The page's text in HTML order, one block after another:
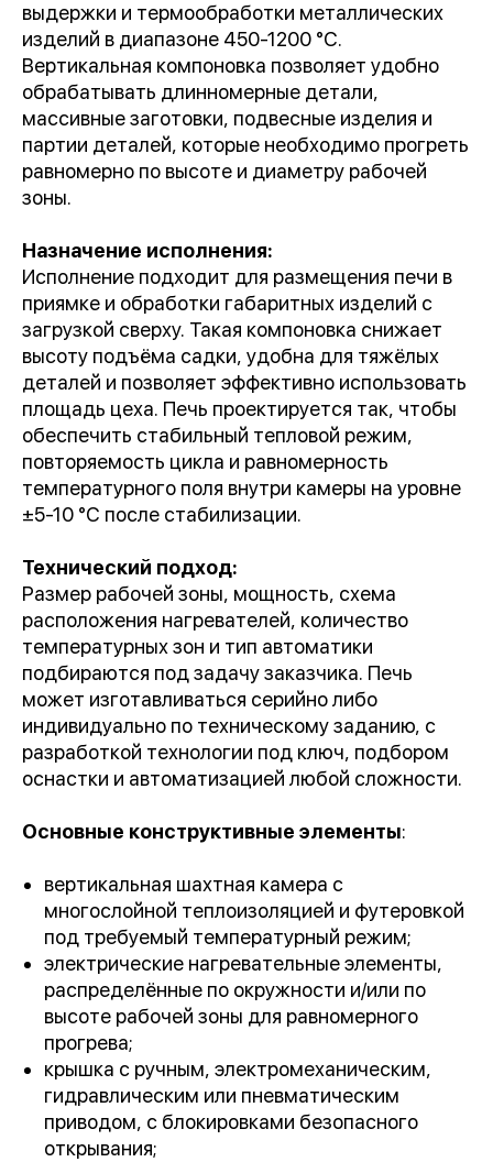
выдержки и термообработки металлических
изделий в диапазоне 450-1200 °C.
Вертикальная компоновка позволяет удобно
обрабатывать длинномерные детали,
массивные заготовки, подвесные изделия и
партии деталей, которые необходимо прогреть
равномерно по высоте и диаметру рабочей
зоны.
Назначение исполнения:
Исполнение подходит для размещения печи в
приямке и обработки габаритных изделий с
загрузкой сверху. Такая компоновка снижает
высоту подъёма садки, удобна для тяжёлых
деталей и позволяет эффективно использовать
площадь цеха. Печь проектируется так, чтобы
обеспечить стабильный тепловой режим,
повторяемость цикла и равномерность
температурного поля внутри камеры на уровне
±5-10 °C после стабилизации.
Технический подход:
Размер рабочей зоны, мощность, схема
расположения нагревателей, количество
температурных зон и тип автоматики
подбираются под задачу заказчика. Печь
может изготавливаться серийно либо
индивидуально по техническому заданию, с
разработкой технологии под ключ, подбором
оснастки и автоматизацией любой сложности.
Основные конструктивные элементы:
вертикальная шахтная камера с
многослойной теплоизоляцией и футеровкой
под требуемый температурный режим;
электрические нагревательные элементы,
распределённые по окружности и/или по
высоте рабочей зоны для равномерного
прогрева;
крышка с ручным, электромеханическим,
гидравлическим или пневматическим
приводом, с блокировками безопасного
открывания;